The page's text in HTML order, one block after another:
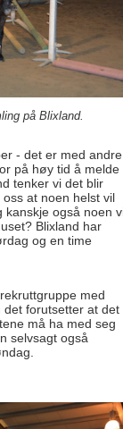
på Blixland.
- det er med andre
på høy tid å melde
tenker vi det blir
at noen helst vil
kanskje også noen
Blixland har
og en time
med
det forutsetter at det
må ha med seg
selvsagt også